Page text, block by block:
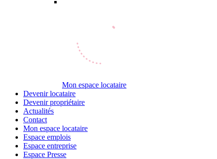
Mon espace locataire
Devenir locataire
Devenir propriétaire
Actualités
Contact
Mon espace locataire
Espace emplois
Espace entreprise
Espace Presse